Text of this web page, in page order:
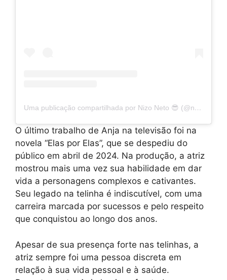
Uma publicação compartilhada por Nizo Neto 😎 (@netonizo)
O último trabalho de Anja na televisão foi na
novela “Elas por Elas”, que se despediu do
público em abril de 2024. Na produção, a atriz
mostrou mais uma vez sua habilidade em dar
vida a personagens complexos e cativantes.
Seu legado na telinha é indiscutível, com uma
carreira marcada por sucessos e pelo respeito
que conquistou ao longo dos anos.
Apesar de sua presença forte nas telinhas, a
atriz sempre foi uma pessoa discreta em
relação à sua vida pessoal e à saúde.